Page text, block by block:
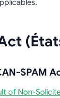
SPAM
of Non-